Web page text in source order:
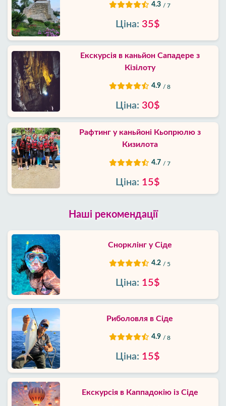
4.3 / 7
Ціна: 35$
Екскурсія в каньйон Сападере з
Кізілоту
4.9 / 8
Ціна: 30$
Рафтинг у каньйоні Кьопрюлю з
Кизилота
4.7 / 7
Ціна: 15$
Наші рекомендації
Снорклінг у Сіде
4.2 / 5
Ціна: 15$
Риболовля в Сіде
4.9 / 8
Ціна: 15$
Екскурсія в Каппадокію із Сіде